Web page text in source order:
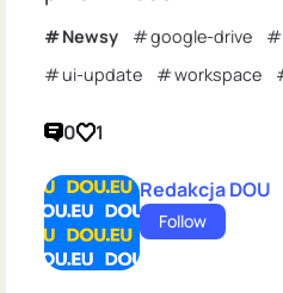
Newsy google-drive
ui-update
workspace
0 1
Redakcja DOU
Follow